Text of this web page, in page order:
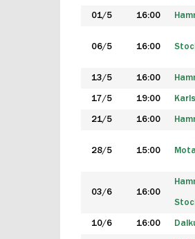
01/5 16:00
06/5 16:00
13/5 16:00
17/5 19:00
21/5 16:00
28/5 15:00
03/6 16:00
10/6 16:00